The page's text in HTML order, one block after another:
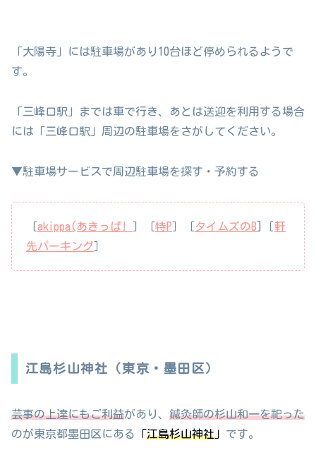
「大陽寺」には駐車場があり10台ほど停められるようで
す。
「三峰口駅」までは車で行き、あとは送迎を利用する場合
には「三峰口駅」周辺の駐車場をさがしてください。
▼駐車場サービスで周辺駐車場を探す・予約する
akippa(あきっぱ! 特P タイムズのB
軒
先パーキング
江島杉山神社（東京・墨田区）
芸事の上達にもご利益があり、 鍼灸師の杉山和一を祀った
のが東京都墨田区にある
「江島杉山神社 」 です。